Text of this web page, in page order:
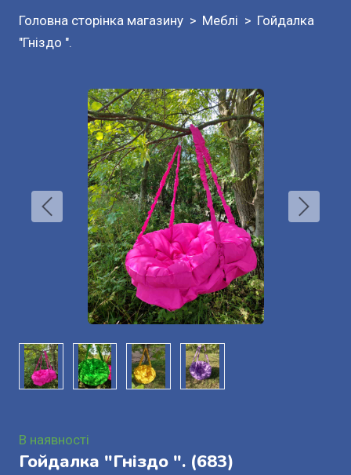
Головна сторінка магазину Меблі
Гойдалка
"Гніздо ".
В наявності
Гойдалка "Гніздо ". (683)